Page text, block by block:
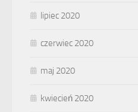
lipiec 2020
czerwiec 2020
maj 2020
kwiecień 2020